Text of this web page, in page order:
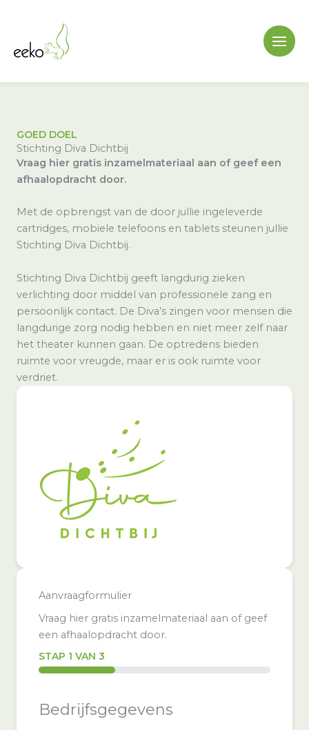
inhoud
GOED DOEL
Stichting Diva Dichtbij
Vraag hier gratis inzamelmateriaal aan of geef een
afhaalopdracht door.
Met de opbrengst van de door jullie ingeleverde
cartridges, mobiele telefoons en tablets steunen jullie
Stichting Diva Dichtbij.
Stichting Diva Dichtbij geeft langdurig zieken
verlichting door middel van professionele zang en
persoonlijk contact. De Diva’s zingen voor mensen die
langdurige zorg nodig hebben en niet meer zelf naar
het theater kunnen gaan. De optredens bieden
ruimte voor vreugde, maar er is ook ruimte voor
verdriet.
Aanvraagformulier
Vraag hier gratis inzamelmateriaal aan of geef
een afhaalopdracht door.
STAP 1 VAN 3
33%
Bedrijfsgegevens